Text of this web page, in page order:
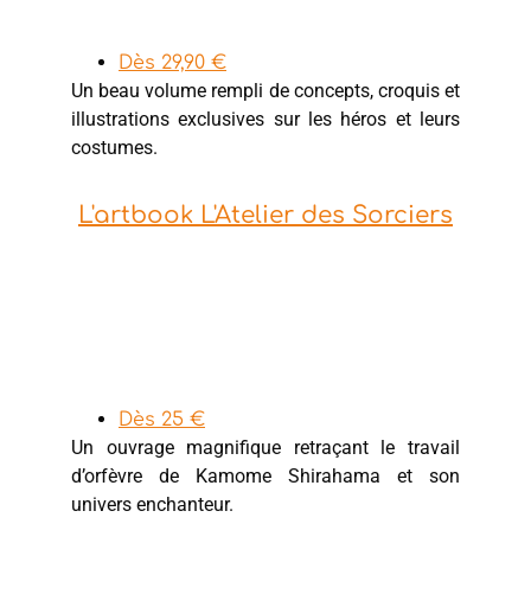
Dès 29,90 €
Un beau volume rempli de concepts, croquis et
illustrations exclusives sur les héros et leurs
costumes.
L'artbook L'Atelier des Sorciers
Dès 25 €
Un ouvrage magnifique retraçant le travail
d’orfèvre de Kamome Shirahama et son
univers enchanteur.